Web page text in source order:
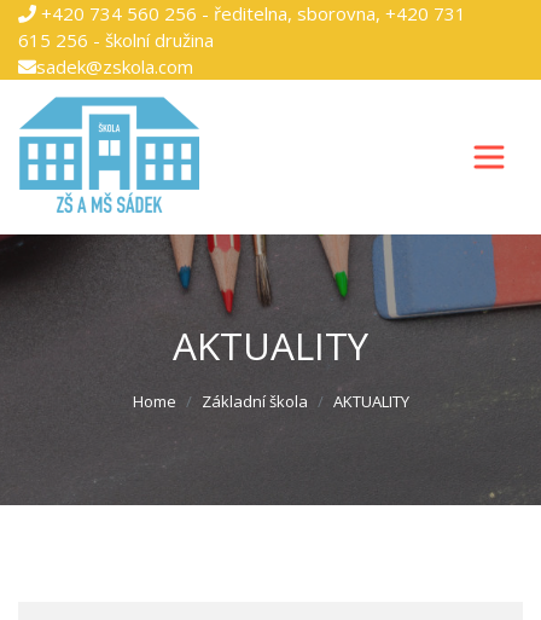
+420 734 560 256 - ředitelna, sborovna, +420 731
615 256 - školní družina
sadek@zskola.com
AKTUALITY
Home Základní škola AKTUALITY